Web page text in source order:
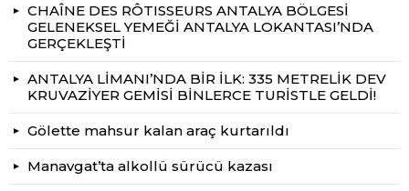
CHAÎNE DES RÔTISSEURS ANTALYA BÖLGESİ
GELENEKSEL YEMEĞİ ANTALYA LOKANTASI’NDA
GERÇEKLEŞTİ
ANTALYA LİMANI’NDA BİR İLK: 335 METRELİK DEV
KRUVAZİYER GEMİSİ BİNLERCE TURİSTLE GELDİ!
Gölette mahsur kalan araç kurtarıldı
Manavgat’ta alkollü sürücü kazası